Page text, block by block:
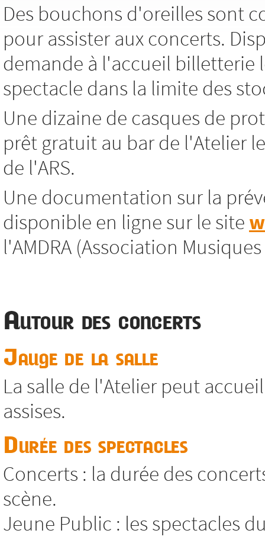
Des bouchons d'oreilles sont
pour assister aux concerts.
demande à l'accueil billetterie
spectacle dans la limite des
Une dizaine de casques de
prêt gratuit au bar de l'Atelier
de l'ARS.
Une documentation sur la
disponible en ligne sur le site
l'AMDRA (Association
Autour des concerts
Jauge de la salle
La salle de l'Atelier peut
assises.
Durée des spectacles
Concerts : la durée des
scène.
Jeune Public : les spectacles